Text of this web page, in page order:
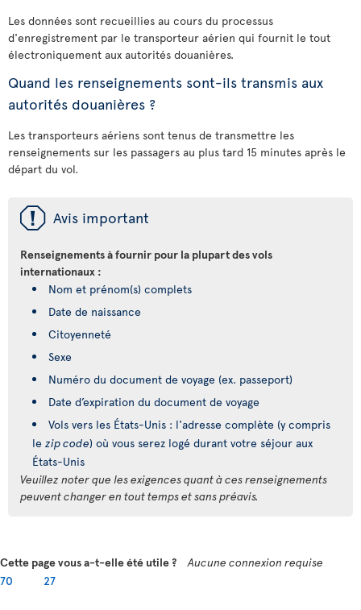
Les données sont recueillies au cours du processus
d'enregistrement par le transporteur aérien qui fournit le tout
électroniquement aux autorités douanières.
Quand les renseignements sont-ils transmis aux
autorités douanières ?
Les transporteurs aériens sont tenus de transmettre les
renseignements sur les passagers au plus tard 15 minutes après le
départ du vol.
ü Avis important
Renseignements à fournir pour la plupart des vols
internationaux :
Nom et prénom(s) complets
Date de naissance
Citoyenneté
Sexe
Numéro du document de voyage (ex. passeport)
Date d’expiration du document de voyage
Vols vers les États-Unis : l'adresse complète (y compris
le zip code) où vous serez logé durant votre séjour aux
États-Unis
Veuillez noter que les exigences quant à ces renseignements
peuvent changer en tout temps et sans préavis.
Cette page vous a-t-elle été utile ?
Aucune connexion requise
70
27